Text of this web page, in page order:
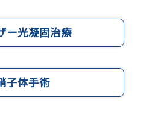
ー光凝固治療
子体手術